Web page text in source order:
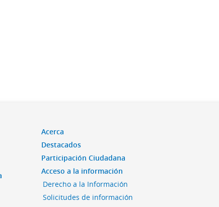
Acerca
Destacados
Participación Ciudadana
Acceso a la información
Derecho a la Información
Solicitudes de información